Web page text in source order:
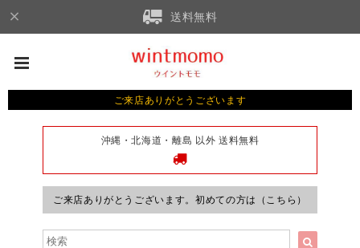
送料無料
ご来店ありがとうございます
沖縄・北海道・離島 以外 送料無料
ご来店ありがとうございます。初めての方は（こちら）